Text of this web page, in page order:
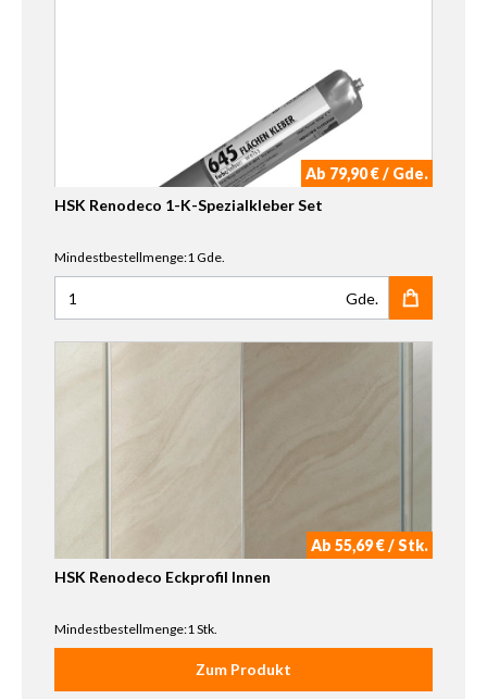
Ab 79,90 € / Gde.
HSK Renodeco 1-K-Spezialkleber Set
Mindestbestellmenge:1 Gde.
Anzahl für HSK Renodeco 1-K-Spezialkleber Set
Gde.
Ab 55,69 € / Stk.
HSK Renodeco Eckprofil Innen
Mindestbestellmenge:1 Stk.
Zum Produkt